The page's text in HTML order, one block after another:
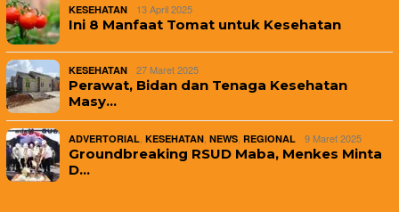
KESEHATAN 13 April 2025
Ini 8 Manfaat Tomat untuk Kesehatan
KESEHATAN 27 Maret 2025
Perawat, Bidan dan Tenaga Kesehatan
Masy…
ADVERTORIAL KESEHATAN NEWS REGIONAL 9 Maret 2025
Groundbreaking RSUD Maba, Menkes Minta
D…